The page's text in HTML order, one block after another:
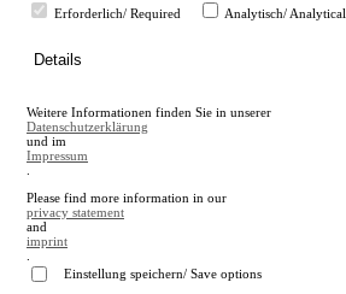
en
A
A
Erforderlich/ Required
Analytisch/ Analytical
Details
Weitere Informationen finden Sie in unserer
Datenschutzerklärung
und im
Impressum
Please find more information in our
privacy statement
and
imprint
Einstellung speichern/ Save options